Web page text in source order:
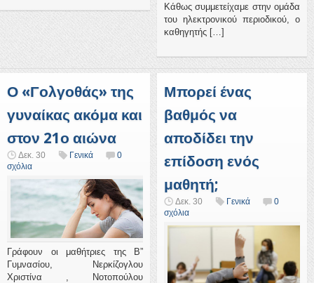
Κάθως συμμετείχαμε στην ομάδα
του ηλεκτρονικού περιοδικού, ο
καθηγητής […]
Ο «Γολγοθάς» της
γυναίκας ακόμα και
στον 21ο αιώνα
Δεκ. 30 Γενικά
0
σχόλια
Γράφουν οι μαθήτριες της Β”
Γυμνασίου, Νερκίζογλου
Χριστίνα , Νοτοπούλου
Μπορεί ένας
βαθμός να
αποδίδει την
επίδοση ενός
μαθητή;
Δεκ. 30 Γενικά
0
σχόλια